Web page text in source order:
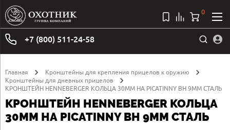
+7 (800) 511-24-58
0
Главная
Кронштейны для крепления прицелов к оружию
Кронштейны для дневных прицелов
КРОНШТЕЙН HENNEBERGER КОЛЬЦА 30ММ НА PICATINNY BH 9ММ СТАЛЬ
КРОНШТЕЙН HENNEBERGER КОЛЬЦА
30ММ НА PICATINNY BH 9ММ СТАЛЬ